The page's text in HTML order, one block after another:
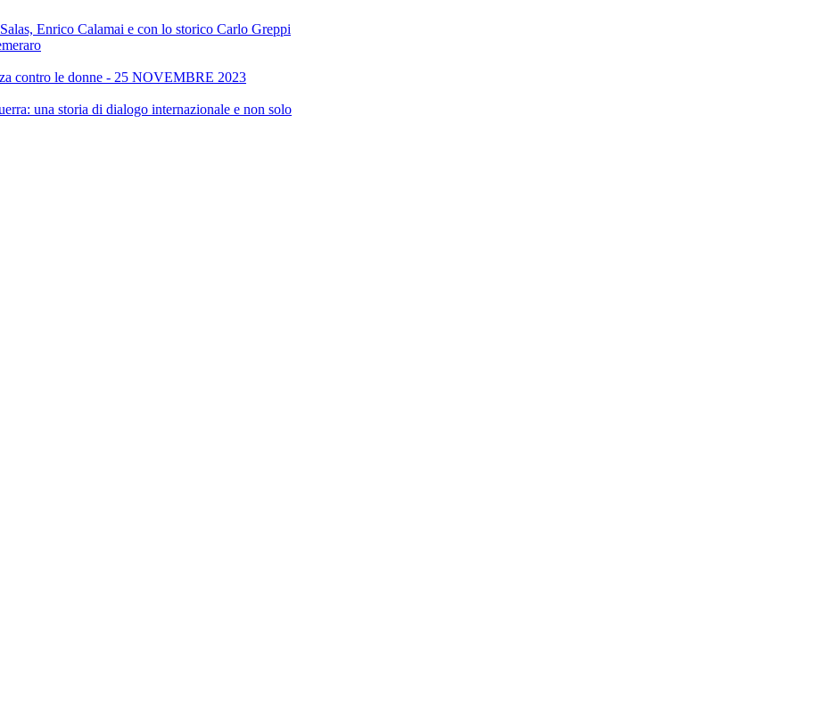
Enrico Calamai e con lo storico Carlo Greppi
contro le donne - 25 NOVEMBRE 2023
una storia di dialogo internazionale e non solo